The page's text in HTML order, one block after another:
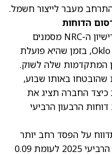
מעבר לייצור חשמל.
הדוחות
יחד, אישור משרד האנרגיה ורישיון ה-NRC מסמנים
התקדמות משמעותית עבור Oklo, בזמן שהיא פועלת
המתקדמות שלה לשוק.
שהובטחו באותו שבוע,
כיצד החברה תציג את
הרבעון הרביעי
על הפסד רחב יותר
לעומת 0.09